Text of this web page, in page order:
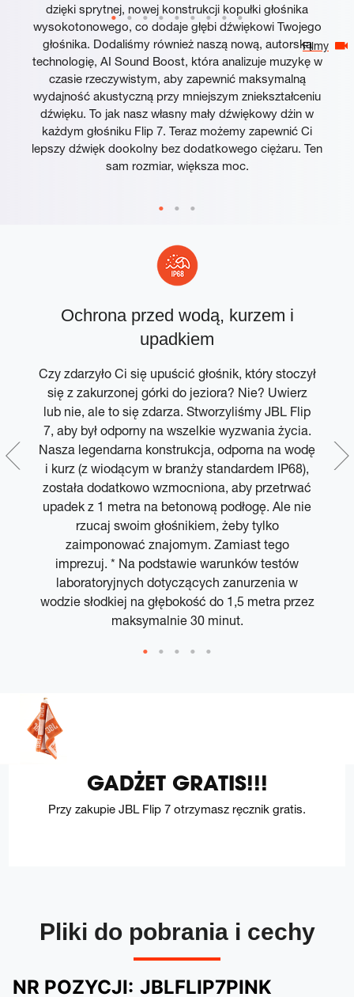
Filmy
dzięki sprytnej, nowej konstrukcji kopułki głośnika
wysokotonowego, co dodaje głębi dźwiękowi Twojego
głośnika. Dodaliśmy również naszą nową, autorską
technologię, AI Sound Boost, która analizuje muzykę w
czasie rzeczywistym, aby zapewnić maksymalną
wydajność akustyczną przy mniejszym zniekształceniu
dźwięku. To jak nasz własny mały dźwiękowy dżin w
każdym głośniku Flip 7. Teraz możemy zapewnić Ci
lepszy dźwięk dookolny bez dodatkowego ciężaru. Ten
sam rozmiar, większa moc.
Ochrona przed wodą, kurzem i
upadkiem
Czy zdarzyło Ci się upuścić głośnik, który stoczył
się z zakurzonej górki do jeziora? Nie? Uwierz
lub nie, ale to się zdarza. Stworzyliśmy JBL Flip
7, aby był odporny na wszelkie wyzwania życia.
Nasza legendarna konstrukcja, odporna na wodę
i kurz (z wiodącym w branży standardem IP68),
została dodatkowo wzmocniona, aby przetrwać
upadek z 1 metra na betonową podłogę. Ale nie
rzucaj swoim głośnikiem, żeby tylko
zaimponować znajomym. Zamiast tego
imprezuj. * Na podstawie warunków testów
laboratoryjnych dotyczących zanurzenia w
wodzie słodkiej na głębokość do 1,5 metra przez
maksymalnie 30 minut.
GADŻET GRATIS!!!
Przy zakupie JBL Flip 7 otrzymasz ręcznik gratis.
Pliki do pobrania i cechy
NR POZYCJI: JBLFLIP7PINK